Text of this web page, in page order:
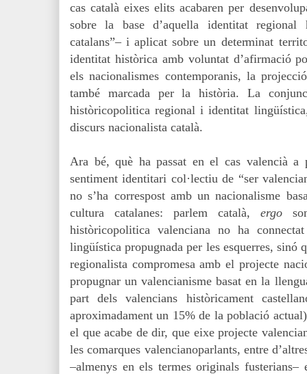
cas català eixes elits acabaren per
sobre la base d’aquella identitat
catalans”– i aplicat sobre un determinat
identitat històrica amb voluntat d’afirmació
els nacionalismes contemporanis, la
també marcada per la història. La
històricopolitica regional i identitat
discurs nacionalista català.
Ara bé, què ha passat en el cas valencià a
sentiment identitari col·lectiu de “ser
no s’ha correspost amb un nacionalisme
cultura catalanes: parlem català, ergo
històricopolitica valenciana no ha
lingüística propugnada per les esquerres, sinó
regionalista compromesa amb el projecte
propugnar un valencianisme basat en la
part dels valencians històricament
aproximadament un 15% de la població
el que acabe de dir, que eixe projecte
les comarques valencianoparlants, entre
–almenys en els termes originals fusterians–